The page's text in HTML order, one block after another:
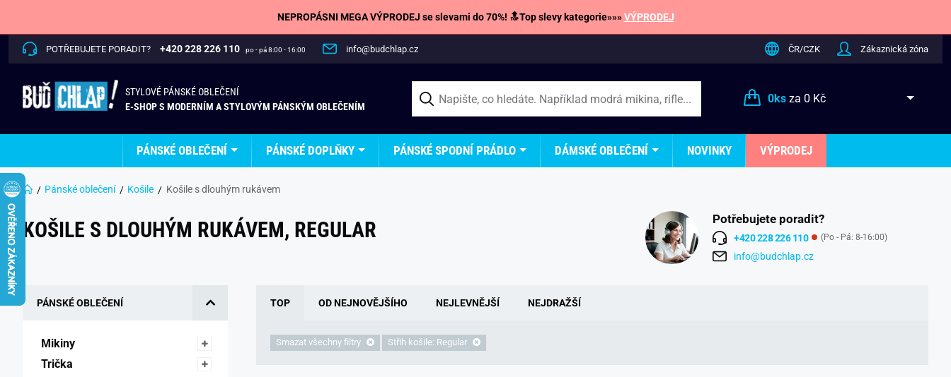
NEPROPÁSNI MEGA VÝPRODEJ se slevami do 70%! 🔝Top slevy kategorie»»»VÝPRODEJ
POTŘEBUJETE PORADIT? +420 228 226 110 po - pá 8:00 - 16:00 info@budchlap.cz ČR/CZK Zákaznická zóna
STYLOVÉ PÁNSKÉ OBLEČENÍ
E-SHOP S MODERNÍM A STYLOVÝM PÁNSKÝM OBLEČENÍM
0ksza 0 Kč
PÁNSKÉ OBLEČENÍ PÁNSKÉ DOPLŇKY PÁNSKÉ SPODNÍ PRÁDLO DÁMSKÉ OBLEČENÍ NOVINKY VÝPRODEJ
Pánské oblečení Košile Košile s dlouhým rukávem
KOŠILE S DLOUHÝM RUKÁVEM, REGULAR Potřebujete poradit?
+420 228 226 110 (Po - Pá: 8-16:00)
info@budchlap.cz
PÁNSKÉ OBLEČENÍ
Mikiny
Trička
TOP OD NEJNOVĚJŠÍHO NEJLEVNĚJŠÍ NEJDRAŽŠÍ
Smazat všechny filtry Střih košile: Regular